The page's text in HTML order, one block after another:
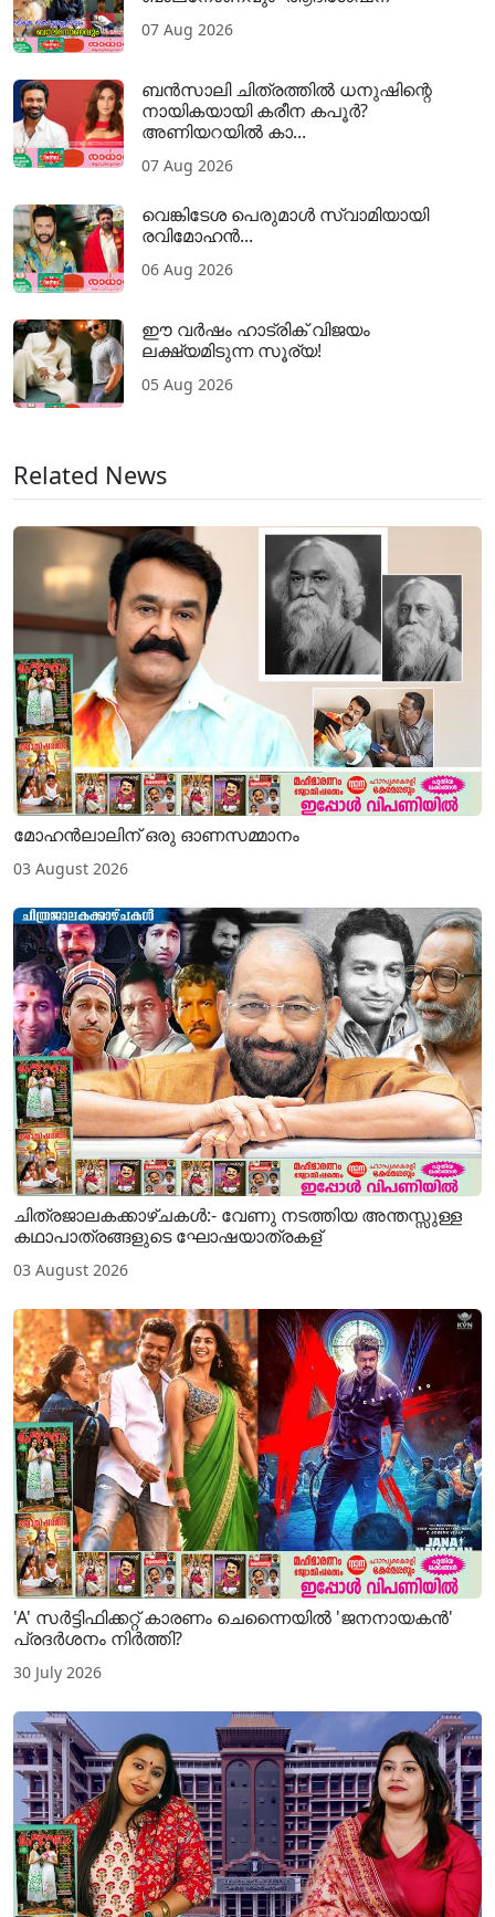
07 Aug 2026
ബൻസാലി ചിത്രത്തിൽ ധനുഷിന്റെ
നായികയായി കരീന കപൂർ?
അണിയറയിൽ കാ...
07 Aug 2026
വെങ്കിടേശ പെരുമാൾ സ്വാമിയായി
രവിമോഹൻ...
06 Aug 2026
ഈ വർഷം ഹാട്രിക് വിജയം
ലക്ഷ്യമിടുന്ന സൂര്യ!
05 Aug 2026
Related News
മോഹന്‍ലാലിന് ഒരു ഓണസമ്മാനം
03 August 2026
ചിത്രജാലകക്കാഴ്ചകള്‍:- വേണു നടത്തിയ അന്തസ്സുള്ള
കഥാപാത്രങ്ങളുടെ ഘോഷയാത്രകള്
03 August 2026
'A' സർട്ടിഫിക്കറ്റ് കാരണം ചെന്നൈയിൽ 'ജനനായകൻ'
പ്രദർശനം നിർത്തി?
30 July 2026